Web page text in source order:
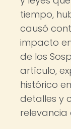
tiempo,
causó
impacto
de los
artículo,
histórico
detalles y
relevancia